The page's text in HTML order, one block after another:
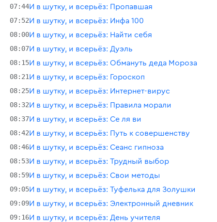
07:44И в шутку, и всерьёз: Пропавшая
07:52И в шутку, и всерьёз: Инфа 100
08:00И в шутку, и всерьёз: Найти себя
08:07И в шутку, и всерьёз: Дуэль
08:15И в шутку, и всерьёз: Обмануть деда Мороза
08:21И в шутку, и всерьёз: Гороскоп
08:25И в шутку, и всерьёз: Интернет-вирус
08:32И в шутку, и всерьёз: Правила морали
08:37И в шутку, и всерьёз: Се ля ви
08:42И в шутку, и всерьёз: Путь к совершенству
08:46И в шутку, и всерьёз: Сеанс гипноза
08:53И в шутку, и всерьёз: Трудный выбор
08:59И в шутку, и всерьёз: Свои методы
09:05И в шутку, и всерьёз: Туфелька для Золушки
09:09И в шутку, и всерьёз: Электронный дневник
09:16И в шутку, и всерьёз: День учителя